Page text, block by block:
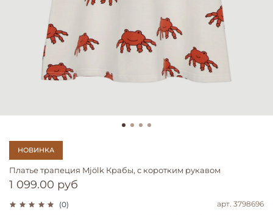
НОВИНКА
(0) арт. 3798696
Платье трапеция Mjölk Крабы, с коротким рукавом
1 099.00 руб